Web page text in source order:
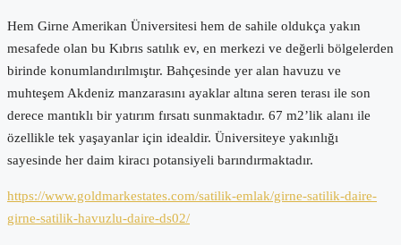
Hem Girne Amerikan Üniversitesi hem de sahile oldukça yakın
mesafede olan bu Kıbrıs satılık ev, en merkezi ve değerli bölgelerden
birinde konumlandırılmıştır. Bahçesinde yer alan havuzu ve
muhteşem Akdeniz manzarasını ayaklar altına seren terası ile son
derece mantıklı bir yatırım fırsatı sunmaktadır. 67 m2’lik alanı ile
özellikle tek yaşayanlar için idealdir. Üniversiteye yakınlığı
sayesinde her daim kiracı potansiyeli barındırmaktadır.
https://www.goldmarkestates.com/satilik-emlak/girne-satilik-daire-
girne-satilik-havuzlu-daire-ds02/